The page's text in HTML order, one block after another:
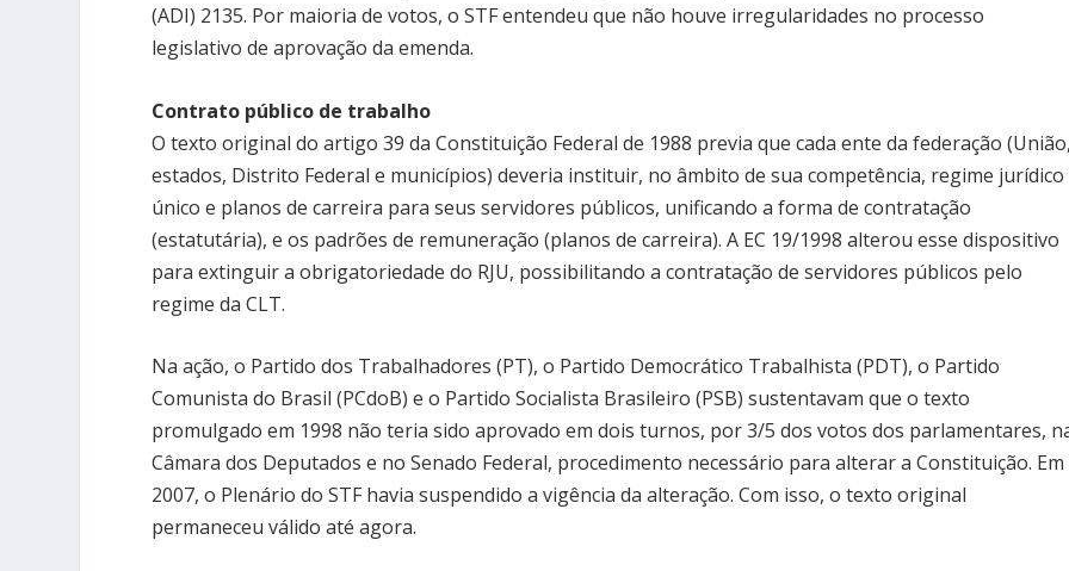
(ADI) 2135. Por maioria de votos, o STF entendeu que não houve irregularidades no processo
legislativo de aprovação da emenda.
Contrato público de trabalho
O texto original do artigo 39 da Constituição Federal de 1988 previa que cada ente da federação
estados, Distrito Federal e municípios) deveria instituir, no âmbito de sua competência, regime jurídico
único e planos de carreira para seus servidores públicos, unificando a forma de contratação
(estatutária), e os padrões de remuneração (planos de carreira). A EC 19/1998 alterou esse dispositivo
para extinguir a obrigatoriedade do RJU, possibilitando a contratação de servidores públicos pelo
regime da CLT.
Na ação, o Partido dos Trabalhadores (PT), o Partido Democrático Trabalhista (PDT), o Partido
Comunista do Brasil (PCdoB) e o Partido Socialista Brasileiro (PSB) sustentavam que o texto
promulgado em 1998 não teria sido aprovado em dois turnos, por 3/5 dos votos dos parlamentares,
Câmara dos Deputados e no Senado Federal, procedimento necessário para alterar a Constituição. Em
2007, o Plenário do STF havia suspendido a vigência da alteração. Com isso, o texto original
permaneceu válido até agora.